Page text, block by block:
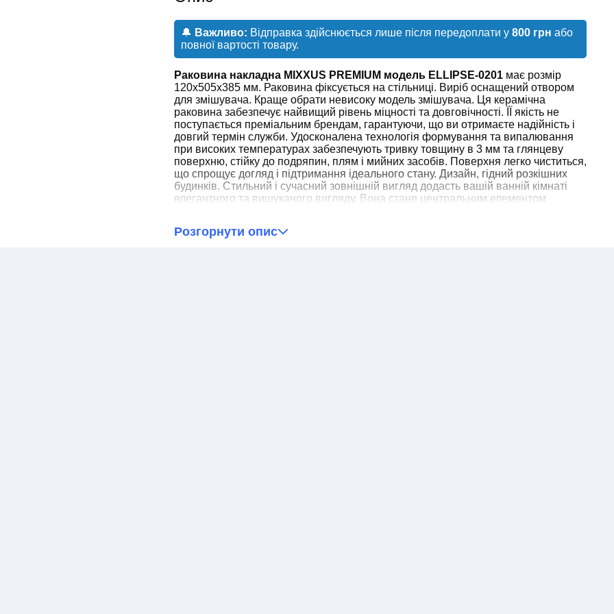
🔔 Важливо: Відправка здійснюється лише після передоплати у 800 грн або
повної вартості товару.
Раковина накладна MIXXUS PREMIUM модель ELLIPSE-0201 має розмір
120x505x385 мм. Раковина фіксується на стільниці. Виріб оснащений отвором
для змішувача. Краще обрати невисоку модель змішувача. Ця керамічна
раковина забезпечує найвищий рівень міцності та довговічності. ЇЇ якість не
поступається преміальним брендам, гарантуючи, що ви отримаєте надійність і
довгий термін служби. Удосконалена технологія формування та випалювання
при високих температурах забезпечують тривку товщину в 3 мм та глянцеву
поверхню, стійку до подряпин, плям і мийних засобів. Поверхня легко чиститься,
що спрощує догляд і підтримання ідеального стану. Дизайн, гідний розкішних
будинків. Стильний і сучасний зовнішній вигляд додасть вашій ванній кімнаті
елегантного та вишуканого вигляду. Вона стане центральним елементом
Розгорнути опис